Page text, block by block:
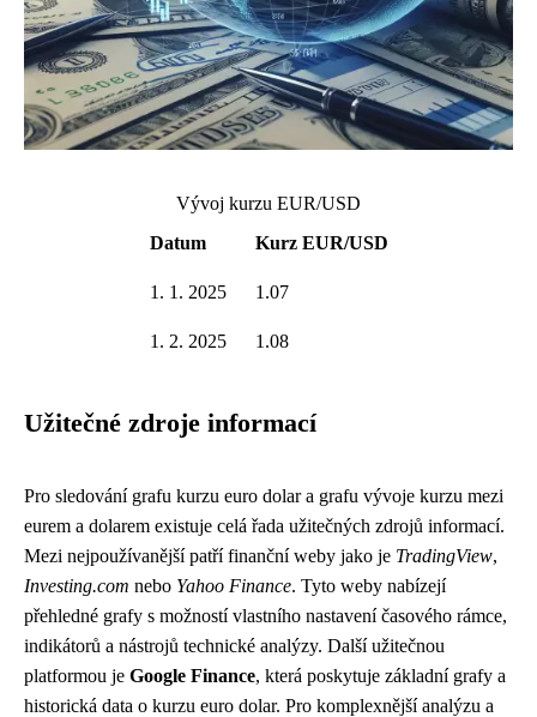
Vývoj kurzu EUR/USD
Datum
Kurz EUR/USD
1. 1. 2025 1.07
1. 2. 2025 1.08
Užitečné zdroje informací
Pro sledování grafu kurzu euro dolar a grafu vývoje kurzu mezi
eurem a dolarem existuje celá řada užitečných zdrojů informací.
Mezi nejpoužívanější patří finanční weby jako je TradingView,
Investing.com nebo Yahoo Finance. Tyto weby nabízejí
přehledné grafy s možností vlastního nastavení časového rámce,
indikátorů a nástrojů technické analýzy. Další užitečnou
platformou je Google Finance, která poskytuje základní grafy a
historická data o kurzu euro dolar. Pro komplexnější analýzu a